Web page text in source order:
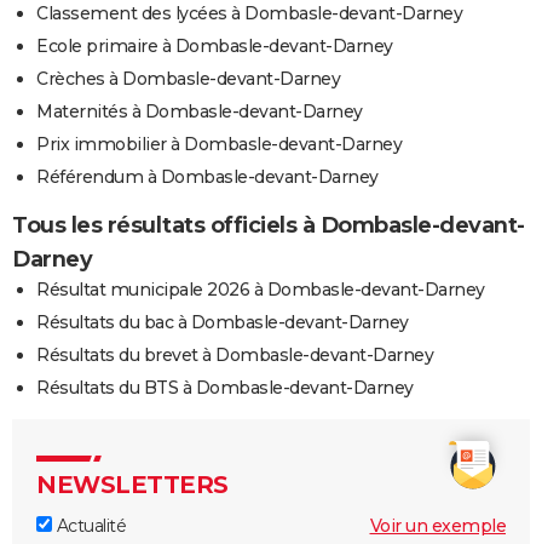
Classement des lycées à Dombasle-devant-Darney
Ecole primaire à Dombasle-devant-Darney
Crèches à Dombasle-devant-Darney
Maternités à Dombasle-devant-Darney
Prix immobilier à Dombasle-devant-Darney
Référendum à Dombasle-devant-Darney
Tous les résultats officiels à Dombasle-devant-
Darney
Résultat municipale 2026 à Dombasle-devant-Darney
Résultats du bac à Dombasle-devant-Darney
Résultats du brevet à Dombasle-devant-Darney
Résultats du BTS à Dombasle-devant-Darney
NEWSLETTERS
Actualité
Voir un exemple